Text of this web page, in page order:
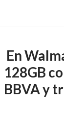
En
128GB
BBVA y